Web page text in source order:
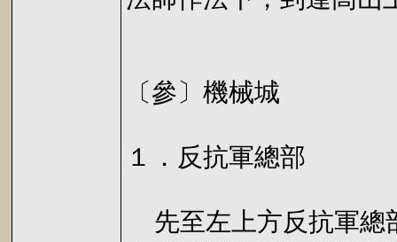
〔參〕機械城
１．反抗軍總部
先至左上方反抗軍總